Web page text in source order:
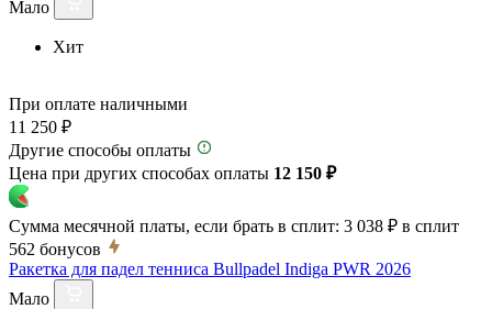
Мало
Хит
При оплате наличными
11 250 ₽
Другие способы оплаты
Цена при других способах оплаты 12 150 ₽
Сумма месячной платы, если брать в сплит: 3 038 ₽ в сплит
562 бонусов
Ракетка для падел тенниса Bullpadel Indiga PWR 2026
Мало